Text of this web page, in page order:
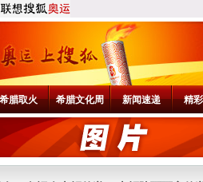
腊取火 希腊文化周 新闻速递 精